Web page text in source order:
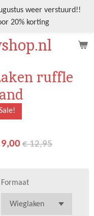
weer verstuurd!!
20% korting
ruffle
€ 12,95
Formaat